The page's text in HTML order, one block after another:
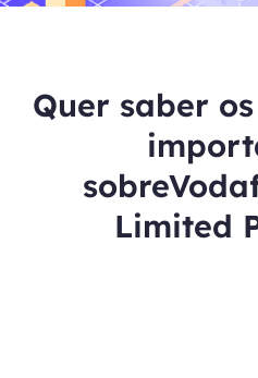
Quer saber
Limited